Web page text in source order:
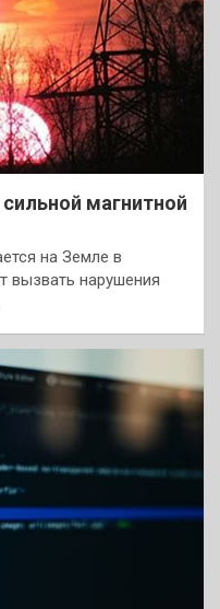
магнитной
на Земле в
вызвать нарушения